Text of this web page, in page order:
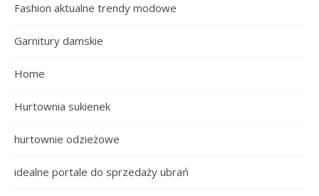
Fashion aktualne trendy modowe
Garnitury damskie
Home
Hurtownia sukienek
hurtownie odzieżowe
idealne portale do sprzedaży ubrań